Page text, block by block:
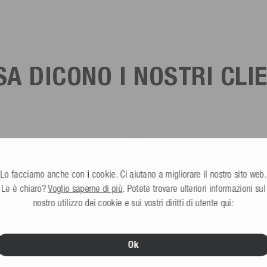
DICONO I NOSTRI
ist gut. Made in Europe waere
Made in China.
Nö..............
Senftenberg, DE,
Lo facciamo anche con i cookie. Ci aiutano a migliorare il nostro sito web.
Le è chiaro?Voglio saperne di più . Potete trovare ulteriori informazioni sul
nostro utilizzo dei cookie e sui vostri diritti di utente qui:
Ok